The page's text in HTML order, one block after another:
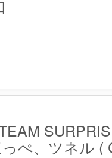
ぺ、ツネル (